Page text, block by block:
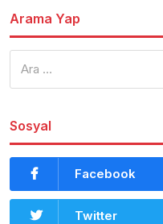
Arama Yap
Sosyal
Facebook
Twitter